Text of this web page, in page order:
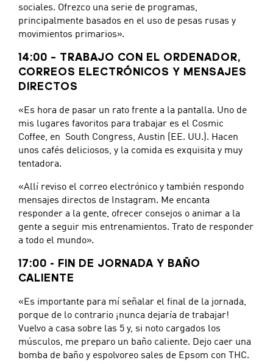
sociales. Ofrezco una serie de programas,
principalmente basados en el uso de pesas rusas y
movimientos primarios».
14:00 – TRABAJO CON EL ORDENADOR,
CORREOS ELECTRÓNICOS Y MENSAJES
DIRECTOS
«Es hora de pasar un rato frente a la pantalla. Uno de
mis lugares favoritos para trabajar es el Cosmic
Coffee, en South Congress, Austin (EE. UU.). Hacen
unos cafés deliciosos, y la comida es exquisita y muy
tentadora.
«Allí reviso el correo electrónico y también respondo
mensajes directos de Instagram. Me encanta
responder a la gente, ofrecer consejos o animar a la
gente a seguir mis entrenamientos. Trato de responder
a todo el mundo».
17:00 - FIN DE JORNADA Y BAÑO
CALIENTE
«Es importante para mí señalar el final de la jornada,
porque de lo contrario ¡nunca dejaría de trabajar!
Vuelvo a casa sobre las 5 y, si noto cargados los
músculos, me preparo un baño caliente. Dejo caer una
bomba de baño y espolvoreo sales de Epsom con THC.